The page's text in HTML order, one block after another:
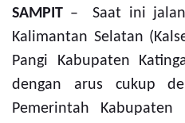
SAMPIT – Saat ini jalan
Kalimantan Selatan
Pangi Kabupaten
dengan arus cukup
Pemerintah Kabupaten